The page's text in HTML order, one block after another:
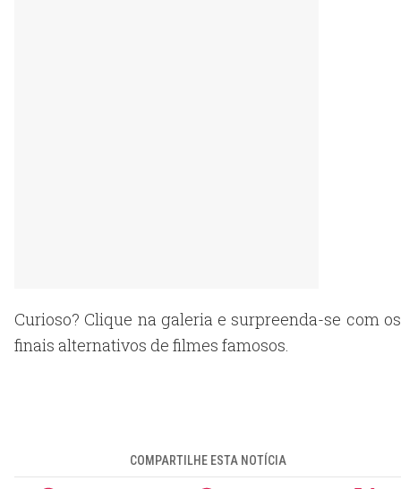
Curioso? Clique na galeria e surpreenda-se com os
finais alternativos de filmes famosos.
COMPARTILHE ESTA NOTÍCIA